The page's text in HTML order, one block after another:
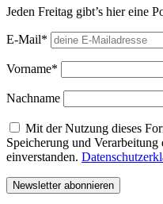
Jeden Freitag gibt’s hier eine
E-Mail*
Vorname*
Nachname
Mit der Nutzung dieses
Speicherung und
einverstanden.